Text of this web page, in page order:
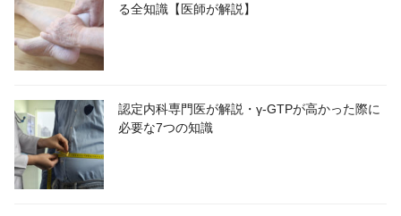
る全知識【医師が解説】
認定内科専門医が解説・γ-GTPが高かった際に
必要な7つの知識